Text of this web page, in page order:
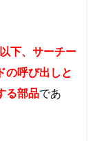
下、サーチー
の呼び出しと
る部品であ